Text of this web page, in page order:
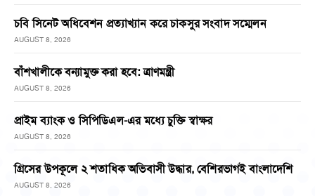
চবি সিনেট অধিবেশন প্রত্যাখ্যান করে চাকসুর সংবাদ সম্মেলন
AUGUST 8, 2026
বাঁশখালীকে বন্যামুক্ত করা হবে: ত্রাণমন্ত্রী
AUGUST 8, 2026
প্রাইম ব্যাংক ও সিপিডিএল-এর মধ্যে চুক্তি স্বাক্ষর
AUGUST 8, 2026
গ্রিসের উপকূলে ২ শতাধিক অভিবাসী উদ্ধার, বেশিরভাগই বাংলাদেশি
AUGUST 8, 2026